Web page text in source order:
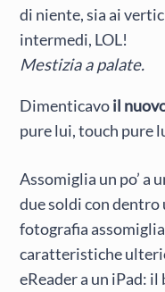
di niente, sia ai
intermedi, LOL!
Mestizia a palate.
Dimenticavoil
pure lui, touch pure
Assomiglia un po’ a
due soldi con dentro
fotografia assomiglia
caratteristiche
eReader a un iPad: